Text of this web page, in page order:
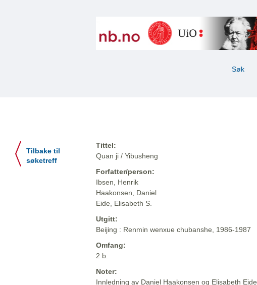
Søk
Tilbake til
søketreff
Tittel:
Quan ji / Yibusheng
Forfatter/person:
Ibsen, Henrik
Haakonsen, Daniel
Eide, Elisabeth S.
Utgitt:
Beijing : Renmin wenxue chubanshe, 1986-1987
Omfang:
2 b.
Noter:
Innledning av Daniel Haakonsen og Elisabeth Eide